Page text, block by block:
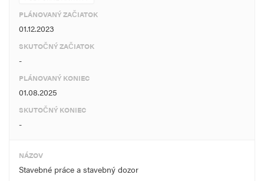
PLÁNOVANÝ ZAČIATOK
01.12.2023
SKUTOČNÝ ZAČIATOK
-
PLÁNOVANÝ KONIEC
01.08.2025
SKUTOČNÝ KONIEC
-
NÁZOV
Stavebné práce a stavebný dozor